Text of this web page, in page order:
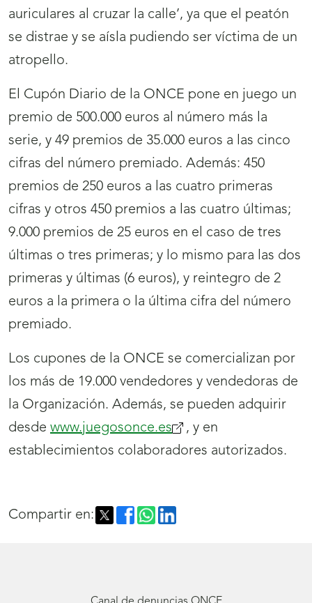
auriculares al cruzar la calle’, ya que el peatón
se distrae y se aísla pudiendo ser víctima de un
atropello.
El Cupón Diario de la ONCE pone en juego un
premio de 500.000 euros al número más la
serie, y 49 premios de 35.000 euros a las cinco
cifras del número premiado. Además: 450
premios de 250 euros a las cuatro primeras
cifras y otros 450 premios a las cuatro últimas;
9.000 premios de 25 euros en el caso de tres
últimas o tres primeras; y lo mismo para las dos
primeras y últimas (6 euros), y reintegro de 2
euros a la primera o la última cifra del número
premiado.
Los cupones de la ONCE se comercializan por
los más de 19.000 vendedores y vendedoras de
la Organización. Además, se pueden adquirir
desde www.juegosonce.es(se
abrirá
, y en
establecimientos colaboradores autorizados.
Compartir en: